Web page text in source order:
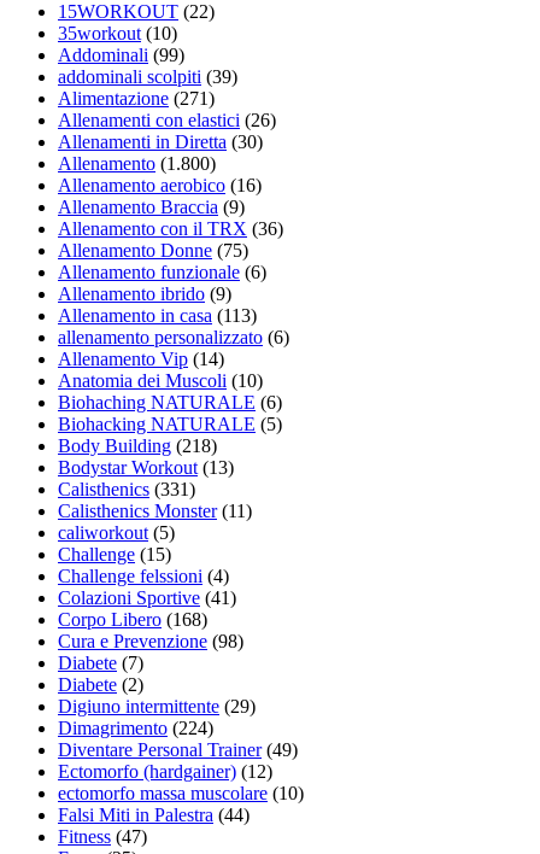
15WORKOUT (22)
35workout(10)
Addominali (99)
addominali scolpiti (39)
Alimentazione (271)
Allenamenti con elastici (26)
Allenamenti in Diretta (30)
Allenamento (1.800)
Allenamento aerobico (16)
Allenamento Braccia (9)
Allenamento con il TRX (36)
Allenamento Donne (75)
Allenamento funzionale (6)
Allenamento ibrido (9)
Allenamento in casa (113)
allenamento personalizzato (6)
Allenamento Vip (14)
Anatomia dei Muscoli (10)
Biohaching NATURALE (6)
Biohacking NATURALE (5)
Body Building (218)
Bodystar Workout(13)
Calisthenics (331)
Calisthenics Monster(11)
caliworkout(5)
Challenge (15)
Challenge felssioni (4)
Colazioni Sportive (41)
Corpo Libero (168)
Cura e Prevenzione (98)
Diabete (7)
Diabete (2)
Digiuno intermittente (29)
Dimagrimento (224)
Diventare Personal Trainer(49)
Ectomorfo (hardgainer) (12)
ectomorfo massa muscolare (10)
Falsi Miti in Palestra (44)
Fitness (47)